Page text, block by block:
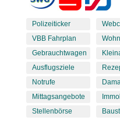
Polizeiticker
VBB Fahrplan
Gebrauchtwagen
Ausflugsziele
Notrufe
Mittagsangebote
Stellenbörse